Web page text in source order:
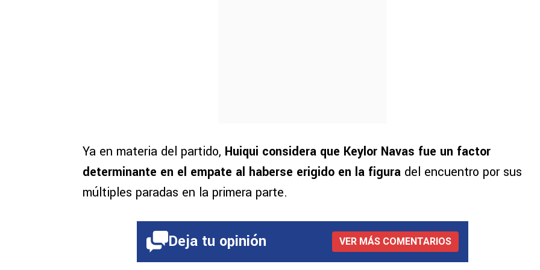
Ya en materia del partido, Huiqui considera que Keylor Navas fue un factor
determinante en el empate al haberse erigido en la figura del encuentro por sus
múltiples paradas en la primera parte.
Deja tu opinión VER MÁS COMENTARIOS